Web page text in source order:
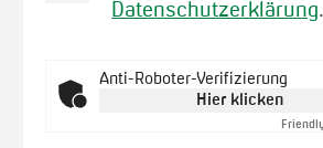
Datenschutzerklärung.
Anti-Roboter-Verifizierung
Hier klicken